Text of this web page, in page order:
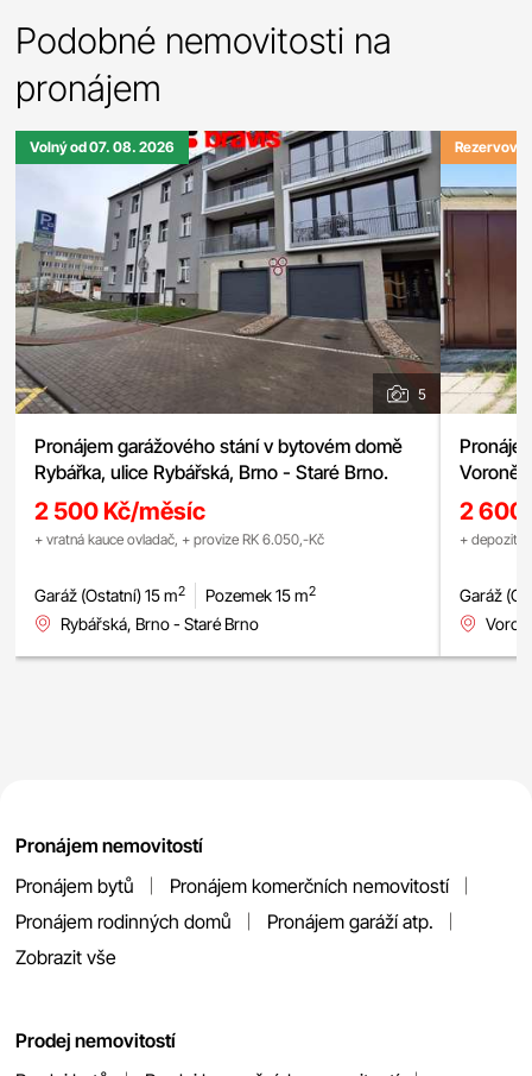
Podobné nemovitosti na
pronájem
Volný od 07. 08. 2026
5
Pronájem garážového stání v bytovém domě
Rybářka, ulice Rybářská, Brno - Staré Brno.
2 500 Kč/měsíc
+ vratná kauce ovladač, + provize RK 6.050,-Kč
Garáž (Ostatní) 15 m2 Pozemek 15 m2
Rybářská, Brno - Staré Brno
2 600
+ depozit
Garáž
Pronájem nemovitostí
Pronájem bytů
Pronájem komerčních nemovitostí
Pronájem rodinných domů
Pronájem garáží atp.
Zobrazit vše
Prodej nemovitostí